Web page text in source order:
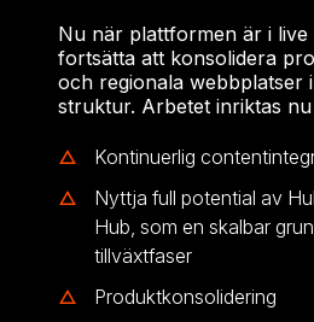
Nu när plattformen är i live
fortsätta att konsolidera
och regionala webbplatser
struktur. Arbetet inriktas nu
Kontinuerlig
Nyttja full potential av
Hub, som en skalbar
tillväxtfaser
Produktkonsolidering